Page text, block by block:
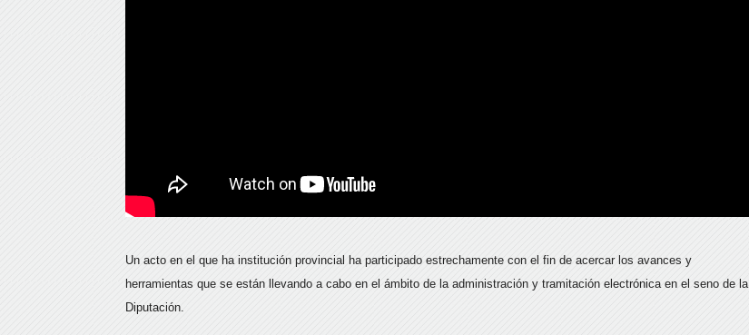
Un acto en el que ha institución provincial ha participado estrechamente con el fin de acercar los avances y
herramientas que se están llevando a cabo en el ámbito de la administración y tramitación electrónica en el seno de la
Diputación.